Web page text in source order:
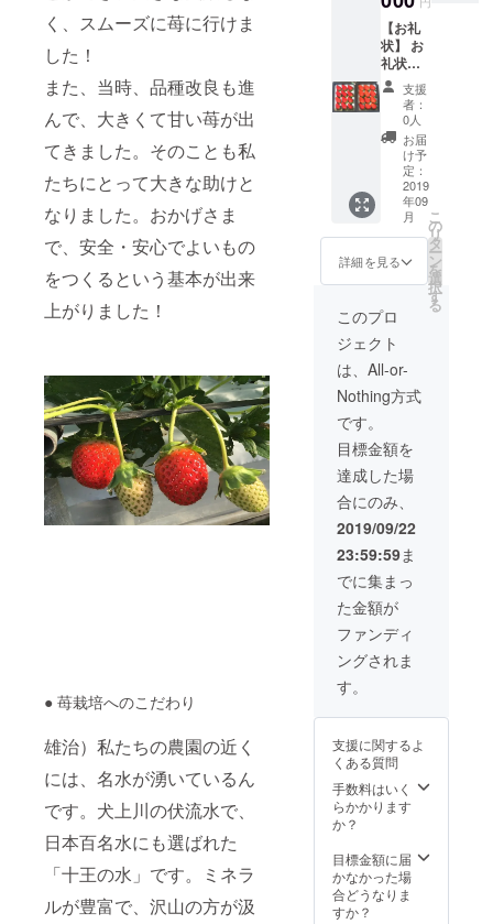
く、スムーズに苺に行けま
した！
また、当時、品種改良も進
んで、大きくて甘い苺が出
てきました。そのことも私
たちにとって大きな助けと
なりました。おかげさま
で、安全・安心でよいもの
をつくるという基本が出来
上がりました！
● 苺栽培へのこだわり
雄治）私たちの農園の近く
には、名水が湧いているん
です。犬上川の伏流水で、
日本百名水にも選ばれた
「十王の水」です。ミネラ
ルが豊富で、沢山の方が汲
ただき
ます！
【イタ
リア食
堂
FUKUM
OTO】
滋賀県
彦根市
小泉町
1025-6
℡
0749-
6770 イ
タリア
FUKUM
OTOは
事前に
予約が
必要で
す。期
2020年
3月、4
月とな
りま
す。
ム2瓶】
滋賀・
彦根の
名水で
育てた
苺でつ
くった
自慢の
ジャム
をお届
けしま
す。 1
瓶150g
【苺化
レー2箱
付】 滋
賀・彦
根の湧
き水で
甘い苺
をお届
けしま
トレー
550ｇ、
12個又
は15個
【スト
ロベ
フィー
か】 滋
賀県彦
根市開
出今町
殿街通
226-6
0749-
28-
1513 携
す。 1
トレー
550ｇ、
個数は
12個又
は15個
です。
【トマ
ト2.5㎏
を2回送
付】 桃
太郎ト
マト・
フル
ティカ
イコト
ミック
スで
【お礼
状】 お
礼状を
お送り
しま
す。
【苺狩
り2名様
ご招
待】 苺
狩りは
30分食
べ放題
です。
1週間前
ご予約
くださ
いま
せ。 期
間は、
2020年
りま
す。 ※
ご予約
は下記
の「ス
トロベ
リー
フィー
ルドき
たさ
か」ま
でご連
絡くだ
ごジャ
滋賀・
彦根の
名水で
育てた
自慢の
ジャム
をお届
支援
者：
0人
お届
け予
定：
2019
年09
月
詳細を見る
こ
の
リ
タ
ー
ン
を
選
択
す
る
このプロ
ジェクト
は、All-or-
Nothing方式
です。
目標金額を
達成した場
合にのみ、
2019/09/22
23:59:59ま
でに集まっ
た金額が
ファンディ
ングされま
す。
支援に関するよ
くある質問
手数料はいく
らかかります
か？
目標金額に届
かなかった場
合どうなりま
すか？